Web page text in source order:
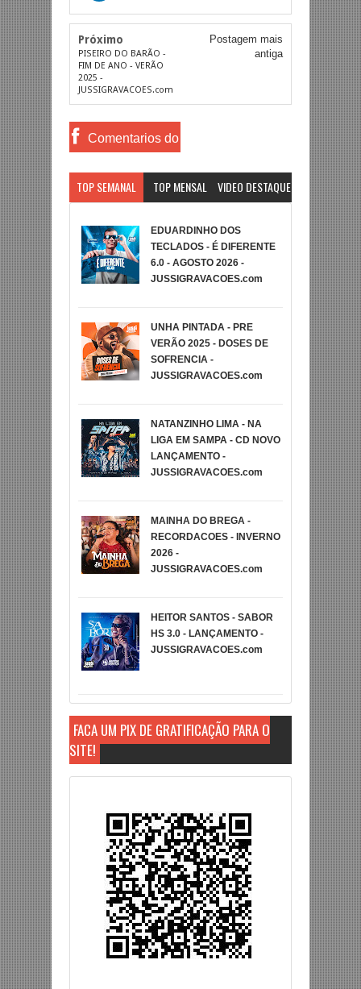
Próximo
PISEIRO DO BARÃO -
FIM DE ANO - VERÃO
2025 -
JUSSIGRAVACOES.com
Postagem mais
antiga
Comentarios do
TOP SEMANAL TOP MENSAL VIDEO DESTAQUE
EDUARDINHO DOS
TECLADOS - É DIFERENTE
6.0 - AGOSTO 2026 -
JUSSIGRAVACOES.com
UNHA PINTADA - PRE
VERÃO 2025 - DOSES DE
SOFRENCIA -
JUSSIGRAVACOES.com
NATANZINHO LIMA - NA
LIGA EM SAMPA - CD NOVO
LANÇAMENTO -
JUSSIGRAVACOES.com
MAINHA DO BREGA -
RECORDACOES - INVERNO
2026 -
JUSSIGRAVACOES.com
HEITOR SANTOS - SABOR
HS 3.0 - LANÇAMENTO -
JUSSIGRAVACOES.com
FAÇA UM PIX DE GRATIFICAÇÃO PARA O
SITE!